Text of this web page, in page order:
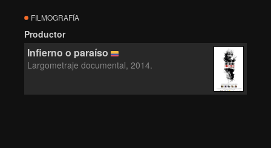
FILMOGRAFÍA
Productor
Infierno o paraíso
Largometraje documental, 2014.